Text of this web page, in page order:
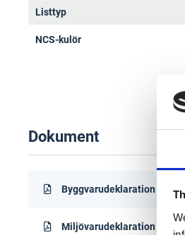
Listtyp
NCS-kulör
Dokument
Byggvarudeklaration (BVD)
Miljövarudeklaration (EPD)